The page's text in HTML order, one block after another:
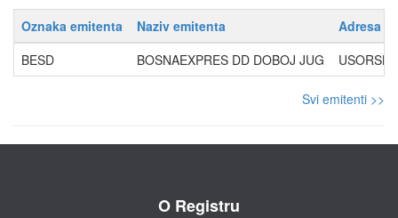
Oznaka emitenta Naziv emitenta
Adresa
BESD
BOSNAEXPRES DD DOBOJ JUG
Svi emitenti >>
O Registru